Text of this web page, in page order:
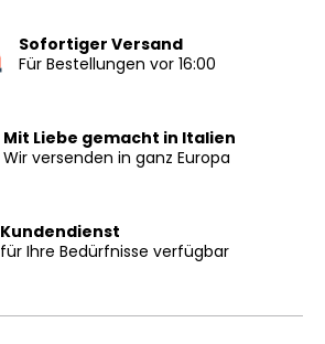
Sofortiger Versand
Für Bestellungen vor 16:00
Mit Liebe gemacht in Italien
Wir versenden in ganz Europa
Kundendienst
für Ihre Bedürfnisse verfügbar